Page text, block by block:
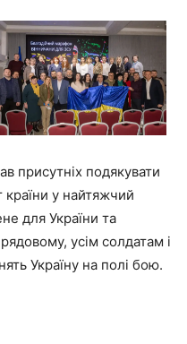
присутніх подякувати
у найтяжчий
для України та
усім солдатам і
Україну на полі бою.